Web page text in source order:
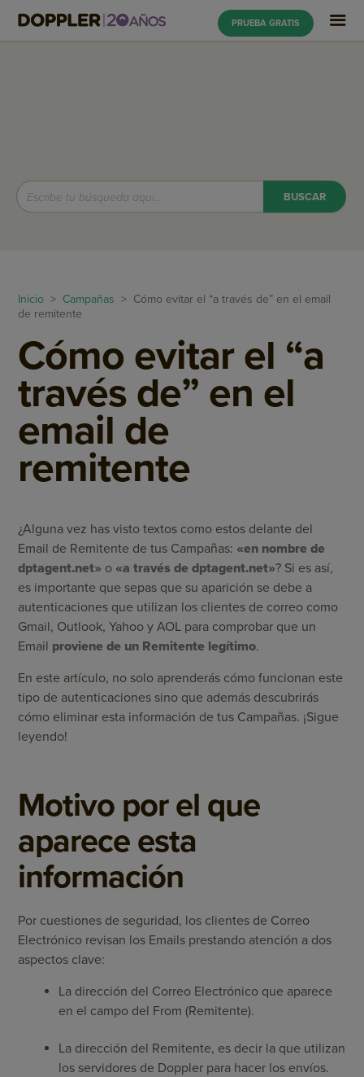
PRUEBA GRATIS
Inicio > Campañas > Cómo evitar el “a través de” en el email
de remitente
Cómo evitar el “a
través de” en el
email de
remitente
¿Alguna vez has visto textos como estos delante del
Email de Remitente de tus Campañas: «en nombre de
dptagent.net» o «a través de dptagent.net»? Si es así,
es importante que sepas que su aparición se debe a
autenticaciones que utilizan los clientes de correo como
Gmail, Outlook, Yahoo y AOL para comprobar que un
Email proviene de un Remitente legítimo.
En este artículo, no solo aprenderás cómo funcionan este
tipo de autenticaciones sino que además descubrirás
cómo eliminar esta información de tus Campañas. ¡Sigue
leyendo!
Motivo por el que
aparece esta
información
Por cuestiones de seguridad, los clientes de Correo
Electrónico revisan los Emails prestando atención a dos
aspectos clave:
La dirección del Correo Electrónico que aparece
en el campo del From (Remitente).
La dirección del Remitente, es decir la que utilizan
los servidores de Doppler para hacer los envíos.